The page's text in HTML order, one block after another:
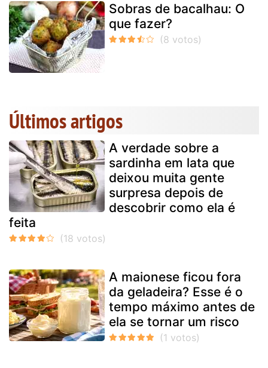
Sobras de bacalhau: O
que fazer?
Últimos artigos
A verdade sobre a
sardinha em lata que
deixou muita gente
surpresa depois de
descobrir como ela é
feita
A maionese ficou fora
da geladeira? Esse é o
tempo máximo antes de
ela se tornar um risco